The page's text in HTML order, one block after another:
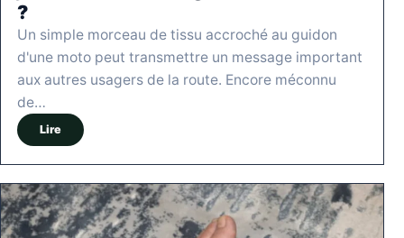
?
Un simple morceau de tissu accroché au guidon
d'une moto peut transmettre un message important
aux autres usagers de la route. Encore méconnu
de…
Lire